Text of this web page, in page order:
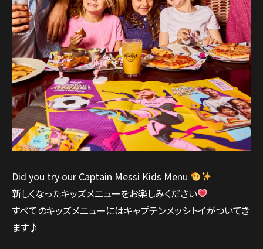
Did you try our Captain Messi Kids Menu
新しくなったキッズメニューをお楽しみください
すべてのキッズメニューにはキャプテンメッシトイがついてき
ます♪